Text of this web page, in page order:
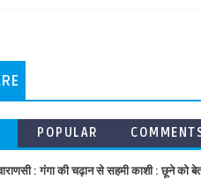
POPULAR
: गंगा की चढ़ान से सहमी काशी : छूने को